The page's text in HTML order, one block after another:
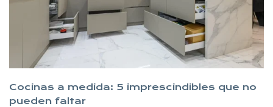
Cocinas a medida: 5 imprescindibles que no
pueden faltar